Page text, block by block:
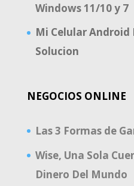
Windows 11/10 y 7
Mi Celular
Solucion
NEGOCIOS ONLINE
Las 3 Formas de
Wise, Una Sola
Dinero Del Mundo